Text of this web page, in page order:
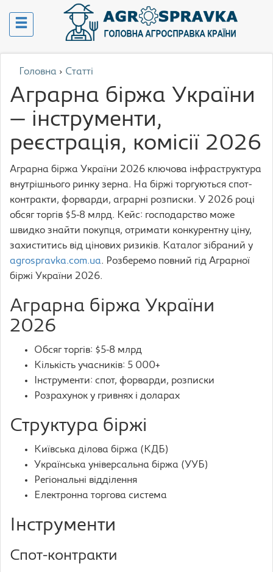
Головна › Статті
Аграрна біржа України
— інструменти,
реєстрація, комісії 2026
Аграрна біржа України 2026 ключова інфраструктура
внутрішнього ринку зерна. На біржі торгуються спот-
контракти, форварди, аграрні розписки. У 2026 році
обсяг торгів $5-8 млрд. Кейс: господарство може
швидко знайти покупця, отримати конкурентну ціну,
захиститись від цінових ризиків. Каталог зібраний у
agrospravka.com.ua. Розберемо повний гід Аграрної
біржі України 2026.
Аграрна біржа України
2026
Обсяг торгів: $5-8 млрд
Кількість учасників: 5 000+
Інструменти: спот, форварди, розписки
Розрахунок у гривнях і доларах
Структура біржі
Київська ділова біржа (КДБ)
Українська універсальна біржа (УУБ)
Регіональні відділення
Електронна торгова система
Інструменти
Спот-контракти